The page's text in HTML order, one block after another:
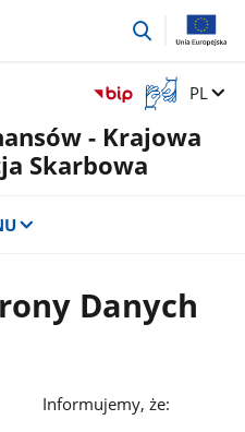
przejdź
Otwórz
okno
z
tłumaczem
Zmień
PL
- Krajowa
Skarbowa
Danych
Informujemy, że: